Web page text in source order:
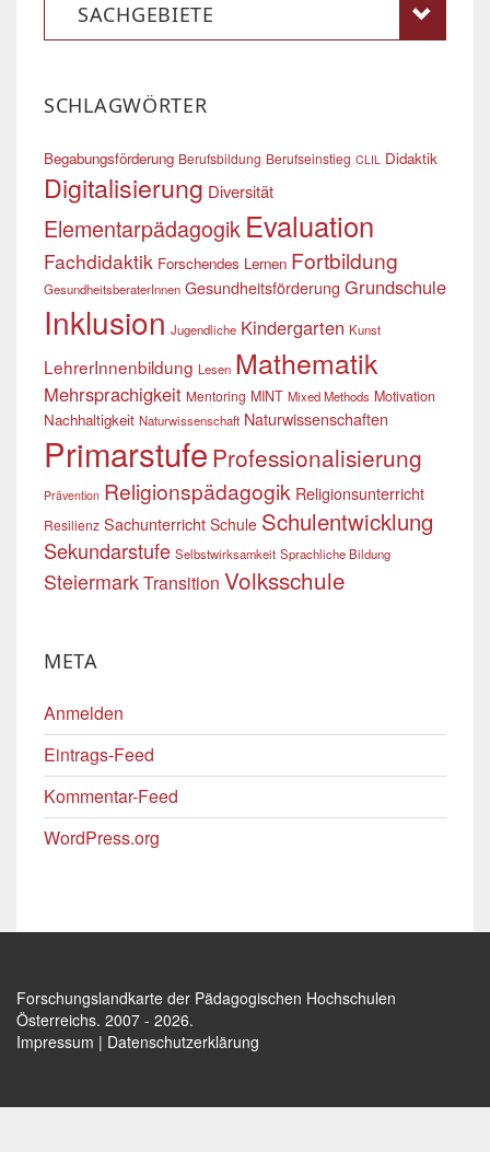
SACHGEBIETE
SCHLAGWÖRTER
Begabungsförderung Berufsbildung Berufseinstieg CLIL Didaktik
Digitalisierung Diversität
Elementarpädagogik Evaluation
Fachdidaktik Forschendes Lernen Fortbildung
GesundheitsberaterInnen Gesundheitsförderung Grundschule
Inklusion Jugendliche Kindergarten Kunst
LehrerInnenbildung Lesen Mathematik
Mehrsprachigkeit Mentoring MINT Mixed Methods Motivation
Nachhaltigkeit Naturwissenschaft Naturwissenschaften
Primarstufe Professionalisierung
Prävention Religionspädagogik Religionsunterricht
Resilienz Sachunterricht Schule Schulentwicklung
Sekundarstufe Selbstwirksamkeit Sprachliche Bildung
SteiermarkTransition Volksschule
META
Anmelden
Eintrags-Feed
Kommentar-Feed
WordPress.org
Forschungslandkarte der Pädagogischen Hochschulen
Österreichs. 2007 - 2026.
Impressum | Datenschutzerklärung